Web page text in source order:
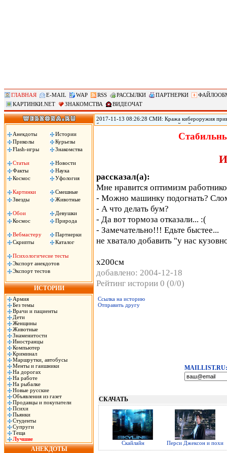
ГЛАВНАЯ E-MAIL WAP RSS РАССЫЛКИ ПАРТНЕРКИ
КАРТИНКИ.NET
ЗНАКОМСТВА ВИДЕОЧАТ
Анекдоты
Истории
Приколы
Курьезы
Flash-игры
Знакомства
Статьи
Новости
Факты
Наука
Космос
Уфология
Картинки
Смешные
Звезды
Животные
Обои
Девушки
Космос
Природа
Вебмастеру
Партнерки
Скрипты
Каталог
Психологичесие тесты
Экспорт анекдотов
Экспорт тестов
ИСТОРИИ
Армия
Без темы
Врачи и пациенты
Дети
Женщины
Животные
Знаменитости
Иностранцы
Компьютер
Криминал
Маршрутки, автобусы
Менты и гаишники
На дорогах
На работе
На рыбалке
Новые русские
Объявления из газет
Продавцы и покупатели
Психи
Пьянки
Студенты
Супруги
Теща
Лучшие
АНЕКДОТЫ
2017-11-13 08:26:28 СМИ: Кража кибероружия
безопасности переживает крупнейший кризис из-
Shadow Brokers опубликовала программный код
рассказал(а):
Мне нравится оптимизм
- Можно машинку подогнать?
- А что делать бум?
- Да вот тормоза отказали... :(
- Замечательно!!! Едьте быстее...
не хватало добавить "у нас
х200см
добавлено: 2004-12-18
Рейтинг истории 0 (0/0)
Ссылка на историю
Отправить другу
MAILLIST.RU:
СКАЧАТЬ
Скайлайн Перси Джексон и похи